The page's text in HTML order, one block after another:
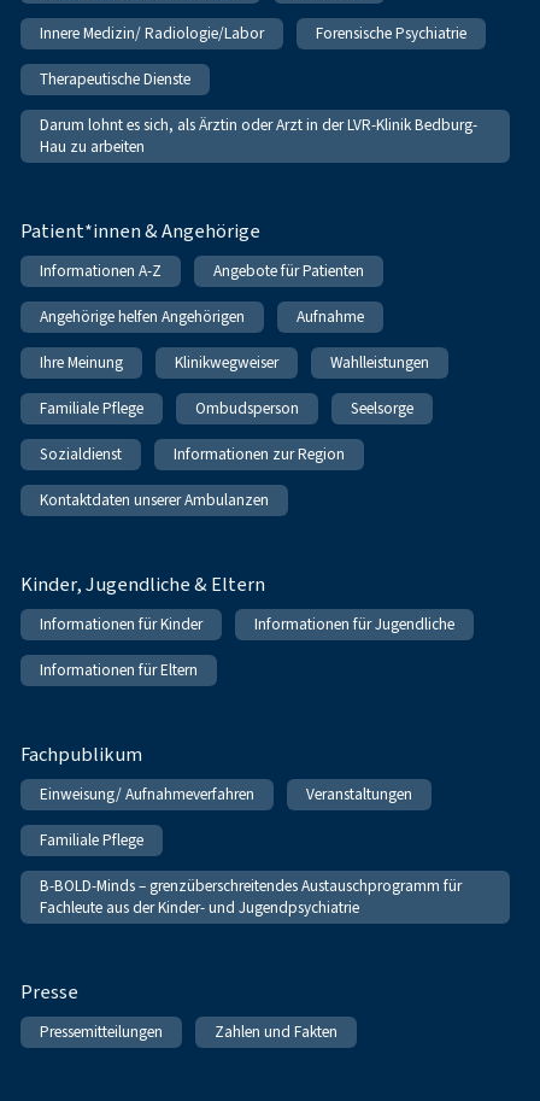
Innere Medizin/ Radiologie/Labor Forensische Psychiatrie
Therapeutische Dienste
Darum lohnt es sich, als Ärztin oder Arzt in der LVR-Klinik Bedburg-
Hau zu arbeiten
Patient*innen & Angehörige
Informationen A-Z Angebote für Patienten
Angehörige helfen Angehörigen Aufnahme
Ihre Meinung Klinikwegweiser Wahlleistungen
Familiale Pflege Ombudsperson Seelsorge
Sozialdienst Informationen zur Region
Kontaktdaten unserer Ambulanzen
Kinder, Jugendliche & Eltern
Informationen für Kinder Informationen für Jugendliche
Informationen für Eltern
Fachpublikum
Einweisung/ Aufnahmeverfahren Veranstaltungen
Familiale Pflege
B-BOLD-Minds – grenzüberschreitendes Austauschprogramm für
Fachleute aus der Kinder- und Jugendpsychiatrie
Presse
Pressemitteilungen Zahlen und Fakten